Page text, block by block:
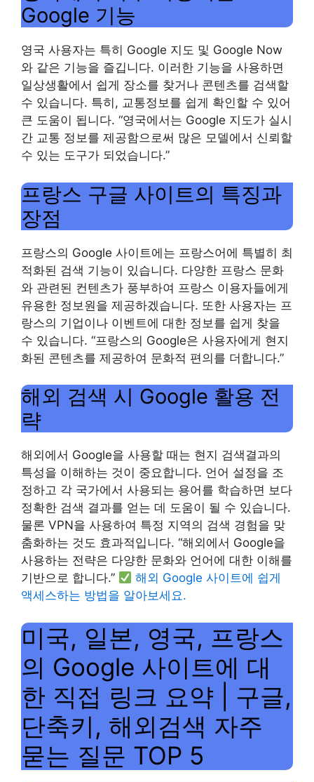
Google 기능
영국 사용자는 특히 Google 지도 및 Google Now
와 같은 기능을 즐깁니다. 이러한 기능을 사용하면
일상생활에서 쉽게 장소를 찾거나 콘텐츠를 검색할
수 있습니다. 특히, 교통정보를 쉽게 확인할 수 있어
큰 도움이 됩니다. “영국에서는 Google 지도가 실시
간 교통 정보를 제공함으로써 많은 모델에서 신뢰할
수 있는 도구가 되었습니다.”
프랑스 구글 사이트의 특징과
장점
프랑스의 Google 사이트에는 프랑스어에 특별히 최
적화된 검색 기능이 있습니다. 다양한 프랑스 문화
와 관련된 컨텐츠가 풍부하여 프랑스 이용자들에게
유용한 정보원을 제공하겠습니다. 또한 사용자는 프
랑스의 기업이나 이벤트에 대한 정보를 쉽게 찾을
수 있습니다. “프랑스의 Google은 사용자에게 현지
화된 콘텐츠를 제공하여 문화적 편의를 더합니다.”
해외 검색 시 Google 활용 전
략
해외에서 Google을 사용할 때는 현지 검색결과의
특성을 이해하는 것이 중요합니다. 언어 설정을 조
정하고 각 국가에서 사용되는 용어를 학습하면 보다
정확한 검색 결과를 얻는 데 도움이 될 수 있습니다.
물론 VPN을 사용하여 특정 지역의 검색 경험을 맞
춤화하는 것도 효과적입니다. “해외에서 Google을
사용하는 전략은 다양한 문화와 언어에 대한 이해를
기반으로 합니다.”
해외 Google 사이트에 쉽게
액세스하는 방법을 알아보세요.
미국, 일본, 영국, 프랑스
의 Google 사이트에 대
한 직접 링크 요약 | 구글,
단축키, 해외검색 자주
묻는 질문 TOP 5